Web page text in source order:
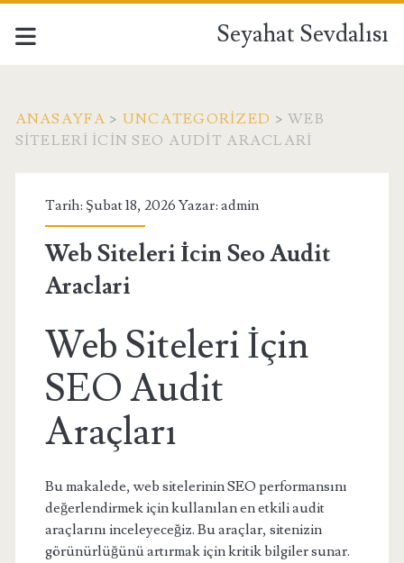
Seyahat Sevdalısı
ANASAYFA > UNCATEGORIZED >WEB
SITELERI İCIN SEO AUDIT ARACLARI
Tarih: Şubat 18, 2026 Yazar: admin
Web Siteleri İcin Seo Audit
Araclari
Web Siteleri İçin
SEO Audit
Araçları
Bu makalede, web sitelerinin SEO performansını
değerlendirmek için kullanılan en etkili audit
araçlarını inceleyeceğiz. Bu araçlar, sitenizin
görünürlüğünü artırmak için kritik bilgiler sunar.